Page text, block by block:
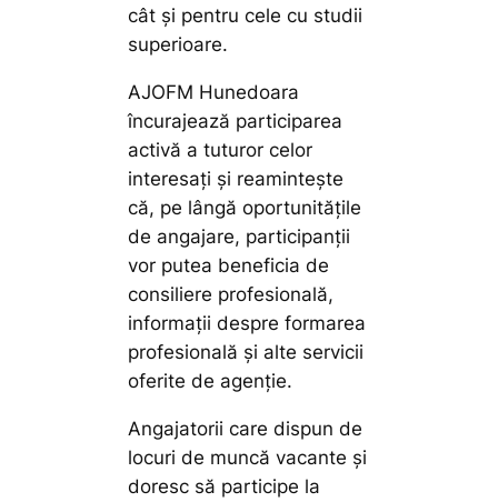
cât și pentru cele cu studii
superioare.
AJOFM Hunedoara
încurajează participarea
activă a tuturor celor
interesați și reamintește
că, pe lângă oportunitățile
de angajare, participanții
vor putea beneficia de
consiliere profesională,
informații despre formarea
profesională și alte servicii
oferite de agenție.
Angajatorii care dispun de
locuri de muncă vacante și
doresc să participe la